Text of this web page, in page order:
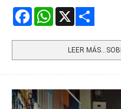
FacebookWhatsApp
LEER